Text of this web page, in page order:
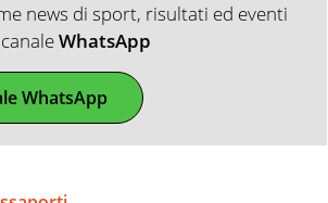
news di sport, risultati ed eventi
WhatsApp
WhatsApp